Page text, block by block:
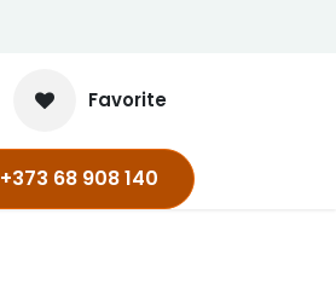
Favorite
+373 68 908 140